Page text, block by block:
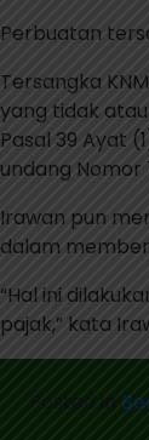
Perbuatan
Tersangka
yang tidak
Pasal 39 Ayat
undang Nomor
Irawan pun
dalam
“Hal ini
pajak,” kata
Posted in